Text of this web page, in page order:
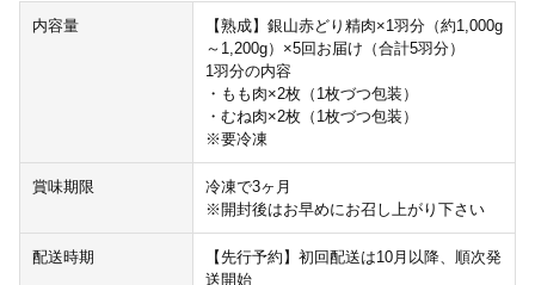
内容量
【熟成】銀山赤どり精肉×1羽分（約1,000g
～1,200g）×5回お届け（合計5羽分）
1羽分の内容
・もも肉×2枚（1枚づつ包装）
・むね肉×2枚（1枚づつ包装）
※要冷凍
賞味期限
冷凍で3ヶ月
※開封後はお早めにお召し上がり下さい
配送時期
【先行予約】初回配送は10月以降、順次発
送開始